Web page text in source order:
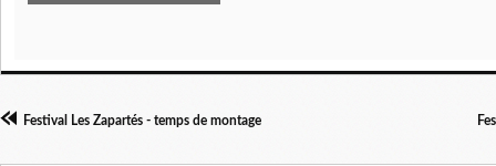
Festival Les Zapartés - temps de montage